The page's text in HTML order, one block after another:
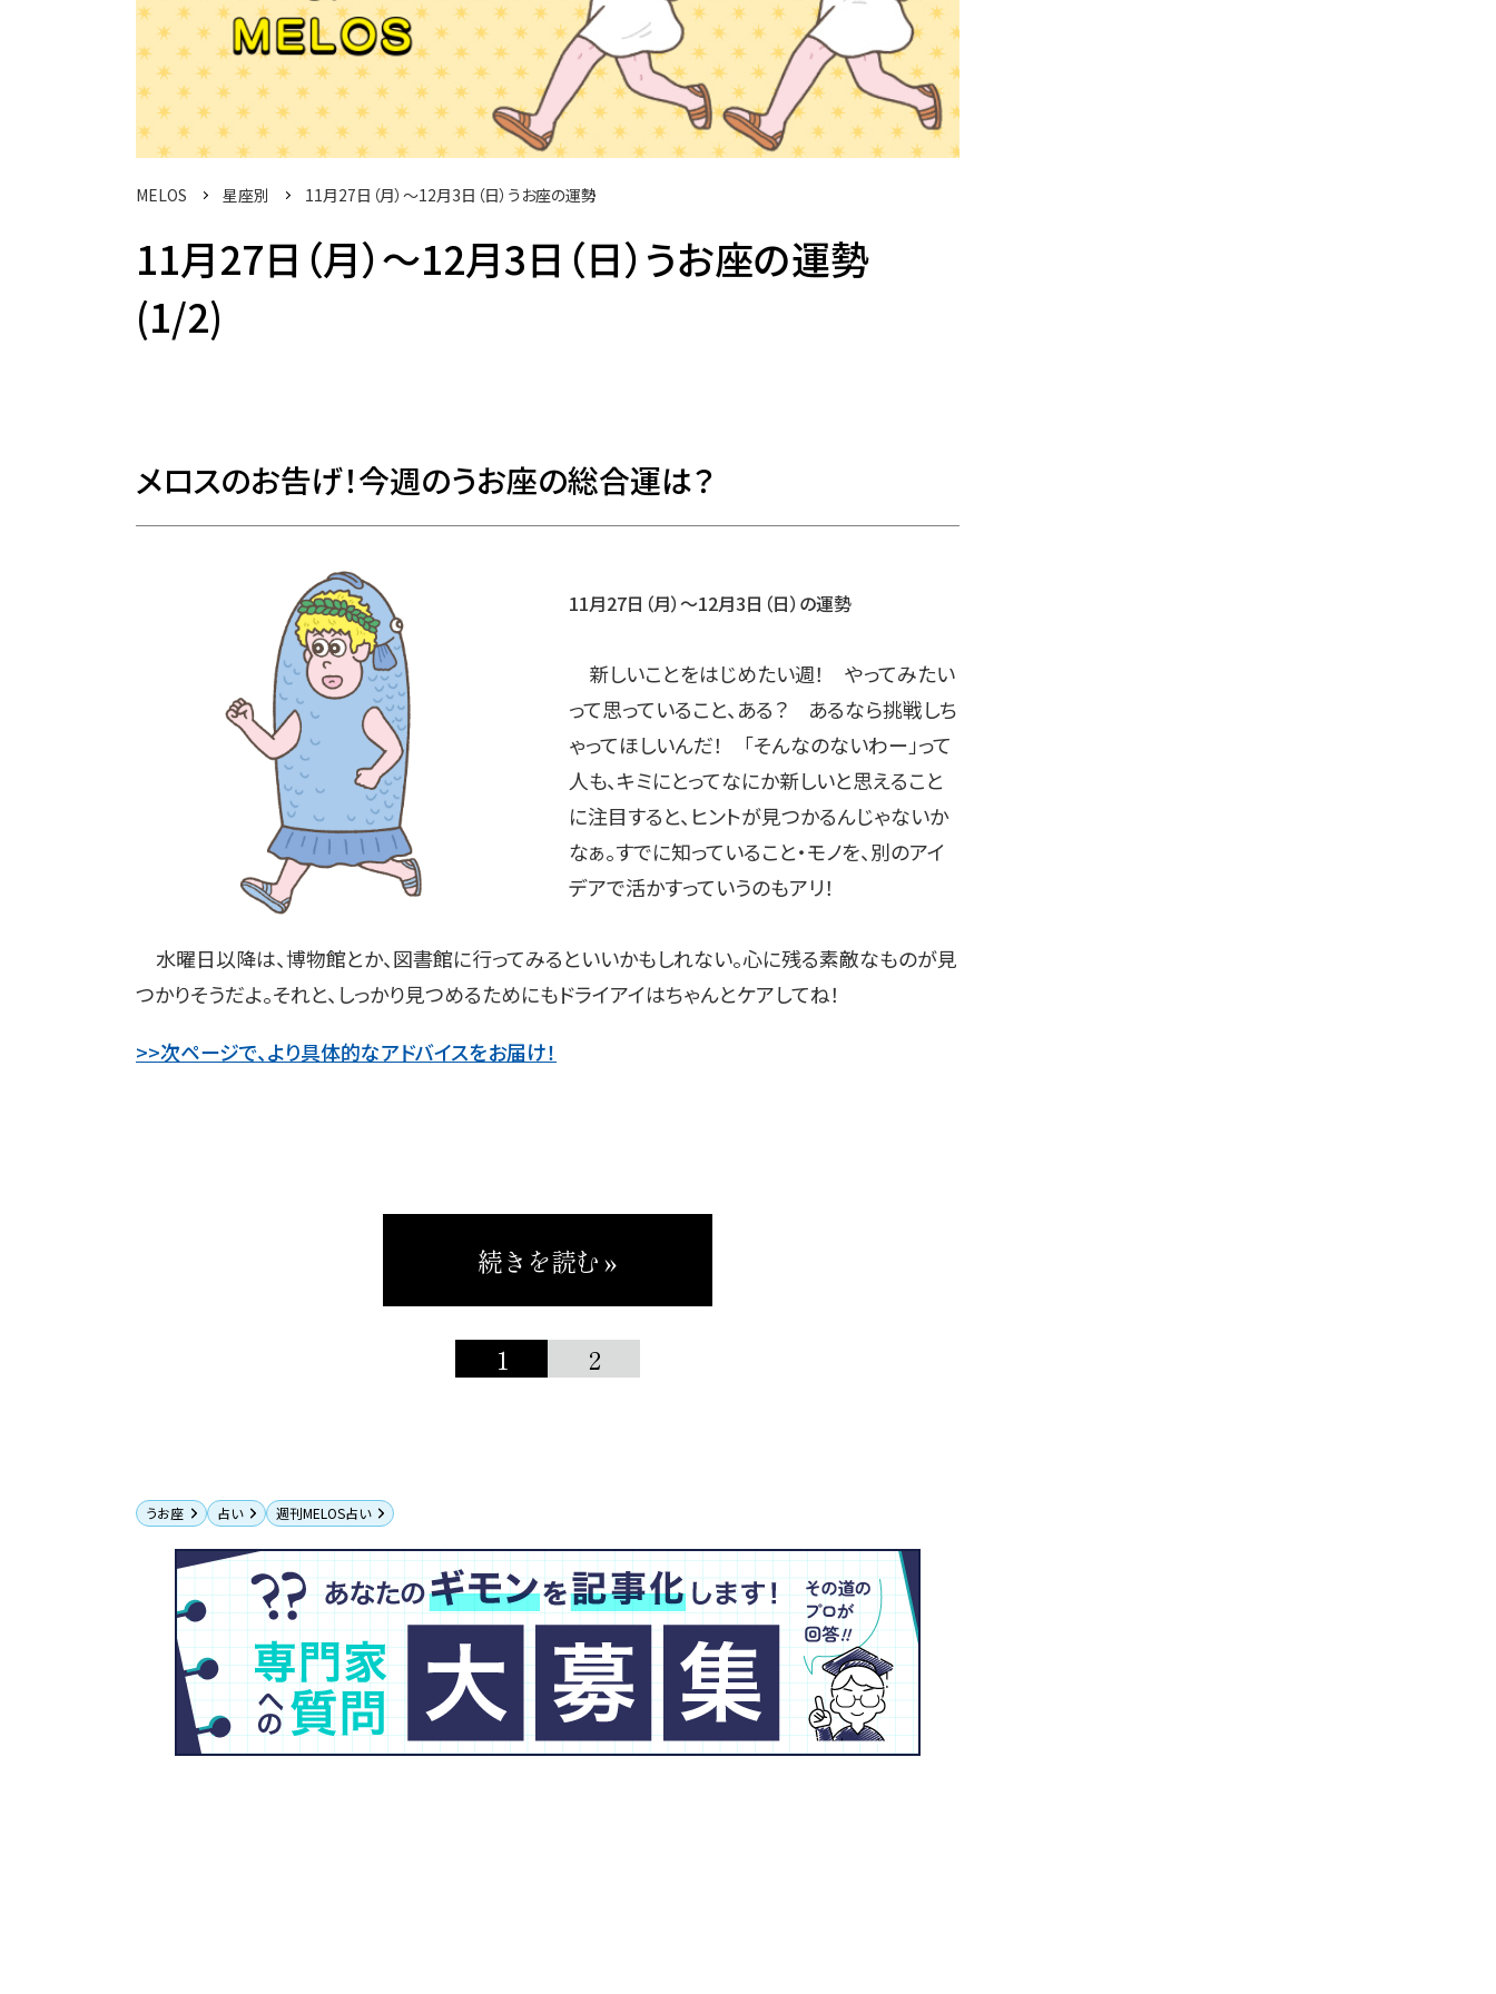
MELOS 星座別 11月27日（月）～12月3日（日）うお座の運勢
11月27日（月）～12月3日（日）うお座の運勢
(1/2)
メロスのお告げ！今週のうお座の総合運は？
11月27日（月）～12月3日（日）の運勢
新しいことをはじめたい週！ やってみたい
って思っていること、ある？ あるなら挑戦しち
ゃってほしいんだ！ 「そんなのないわー」って
人も、キミにとってなにか新しいと思えること
に注目すると、ヒントが見つかるんじゃないか
なぁ。すでに知っていること・モノを、別のアイ
デアで活かすっていうのもアリ！
水曜日以降は、博物館とか、図書館に行ってみるといいかもしれない。心に残る素敵なものが見
つかりそうだよ。それと、しっかり見つめるためにもドライアイはちゃんとケアしてね！
>>次ページで、より具体的なアドバイスをお届け！
続きを読む »
1 2
うお座 占い 週刊MELOS占い